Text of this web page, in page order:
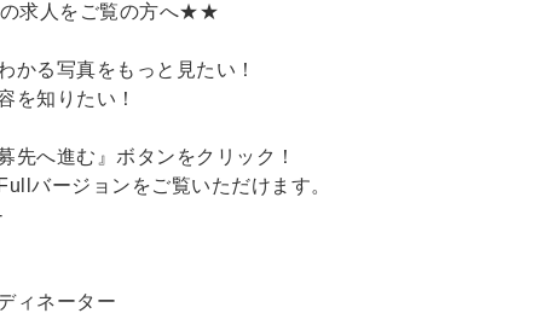
求人をご覧の方へ★★
かる写真をもっと見たい！
を知りたい！
先へ進む』ボタンをクリック！
バージョンをご覧いただけます。
ィネーター